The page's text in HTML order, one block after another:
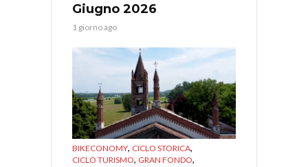
Giugno 2026
1 giorno ago
BIKECONOMY, CICLO STORICA,
CICLO TURISMO, GRAN FONDO,